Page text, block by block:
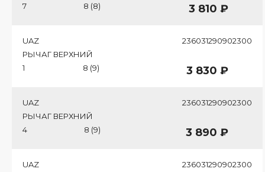
7
8 (8) 3 810 ₽
UAZ
236031290902300
РЫЧАГ ВЕРХНИЙ
1
8 (9) 3 830 ₽
UAZ
236031290902300
РЫЧАГ ВЕРХНИЙ
4
8 (9) 3 890 ₽
UAZ
236031290902300